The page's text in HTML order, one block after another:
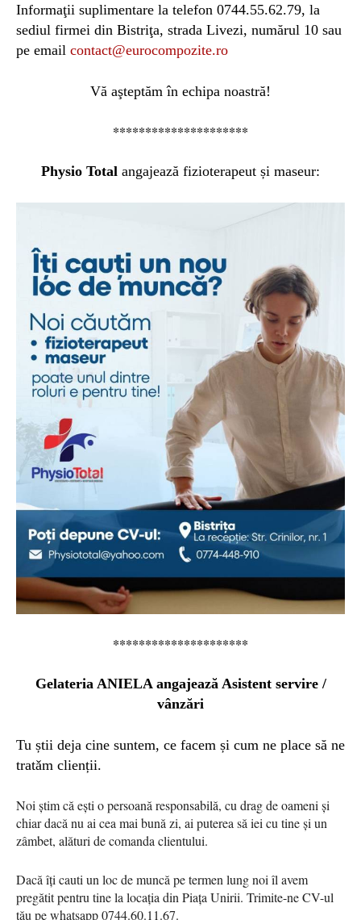
Informaţii suplimentare la telefon 0744.55.62.79, la
sediul firmei din Bistriţa, strada Livezi, numărul 10 sau
pe email contact@eurocompozite.ro
Vă aşteptăm în echipa noastră!
*********************
Physio Total angajează fizioterapeut și maseur:
*********************
Gelateria ANIELA angajează Asistent servire /
vânzări
Tu știi deja cine suntem, ce facem și cum ne place să ne
tratǎm clienții.
Noi știm că ești o persoană responsabilă, cu drag de oameni și
chiar dacă nu ai cea mai bună zi, ai puterea să iei cu tine și un
zâmbet, alături de comanda clientului.
Dacă îți cauti un loc de muncă pe termen lung noi îl avem
pregătit pentru tine la locația din Piața Unirii. Trimite-ne CV-ul
tău pe whatsapp 0744.60.11.67.